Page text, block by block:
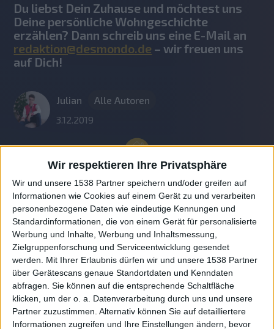
Wir respektieren Ihre Privatsphäre
Wir und unsere 1538 Partner speichern und/oder greifen auf
Informationen wie Cookies auf einem Gerät zu und verarbeiten
personenbezogene Daten wie eindeutige Kennungen und
Standardinformationen, die von einem Gerät für personalisierte
Werbung und Inhalte, Werbung und Inhaltsmessung,
Zielgruppenforschung und Serviceentwicklung gesendet
werden.
Mit Ihrer Erlaubnis dürfen wir und unsere 1538 Partner
über Gerätescans genaue Standortdaten und Kenndaten
abfragen. Sie können auf die entsprechende Schaltfläche
klicken, um der o. a. Datenverarbeitung durch uns und unsere
Partner zuzustimmen. Alternativ können Sie auf detailliertere
Informationen zugreifen und Ihre Einstellungen ändern, bevor
Du liebst Dein Zuhause und möchtest uns
Deine persönliche Wohngeschichte
erzählen? Dann schreib uns eine E-Mail an
redaktion@desmondo.de – wir freuen uns
auf Dich!
Julian
Alle Autoren
3.12.2019
Auf DESMONDO findet Ihr Inspirationen für
individuelles, gemütliches und intelligentes Wohnen,
die aktuellsten Einrichtungstrends und Informatives zu
neuesten Smart Home Systemen.